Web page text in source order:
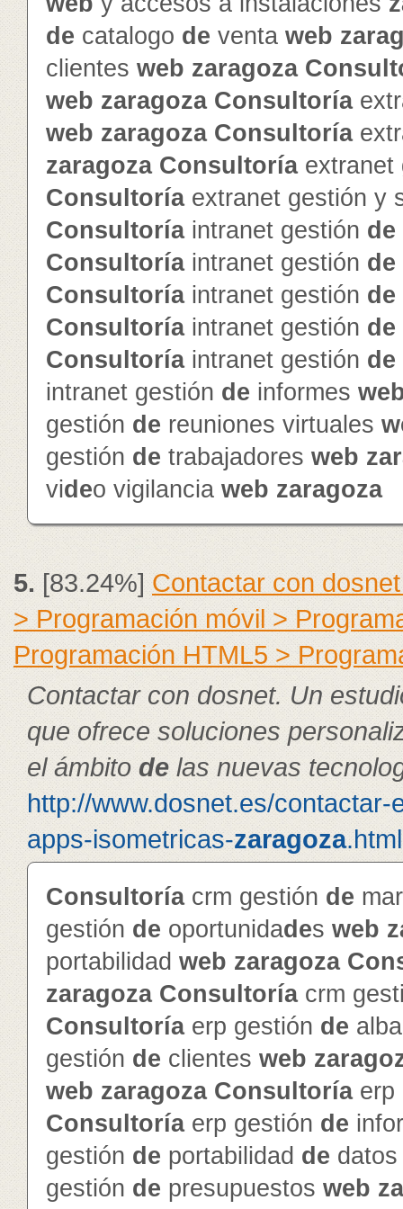
de catalogo de venta web
clientes web zaragoza
web zaragoza Consultoría
web zaragoza Consultoría
zaragoza Consultoríaextranet
Consultoríaextranet gestión y
Consultoríaintranet gestión de
Consultoríaintranet gestión de
Consultoríaintranet gestión de
Consultoríaintranet gestión de
Consultoríaintranet gestión de
intranet gestión de informes
gestión de reuniones virtuales
gestión de trabajadores web
video vigilancia web zaragoza
5. [83.24%]Contactar con
> Programación móvil >
Programación HTML5 >
Contactar con dosnet. Un
que ofrece soluciones
el ámbitode las nuevas
http://www.dosnet.es/contactar-
apps-isometricas-zaragoza
Consultoríacrm gestión de
gestión de oportunidades web
portabilidad web zaragoza
zaragoza Consultoríacrm
Consultoríaerp gestión de
gestión de clientes web
web zaragoza Consultoríaerp
Consultoríaerp gestión de
gestión de portabilidad de
gestión de presupuestos web